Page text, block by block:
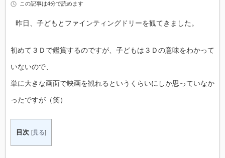
この記事は4分で読めます
昨日、子どもとファインティングドリーを観てきました。
初めて３Ｄで鑑賞するのですが、子どもは３Ｄの意味をわかって
いないので、
単に大きな画面で映画を観れるというくらいにしか思っていなか
ったですが（笑）
目次 [見る]